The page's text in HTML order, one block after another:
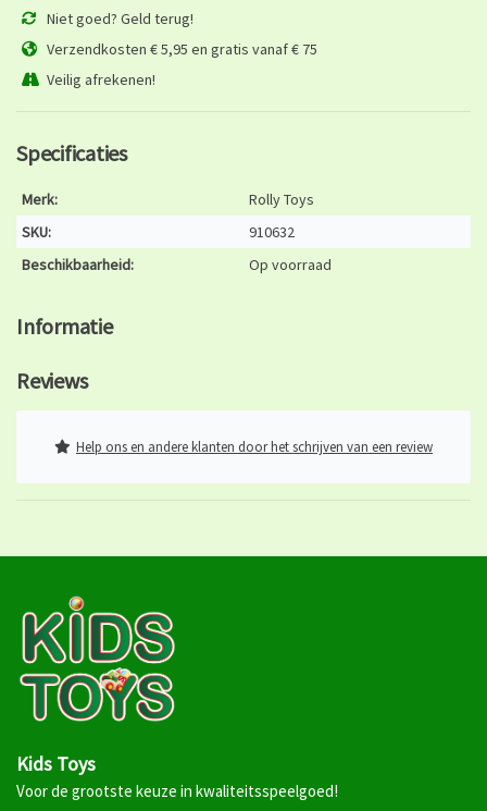
Niet goed? Geld terug!
Verzendkosten € 5,95 en gratis vanaf € 75
Veilig afrekenen!
Specificaties
Merk:
Rolly Toys
SKU:
910632
Beschikbaarheid:
Op voorraad
Informatie
Reviews
Help ons en andere klanten door het schrijven van een review
Kids Toys
Voor de grootste keuze in kwaliteitsspeelgoed!